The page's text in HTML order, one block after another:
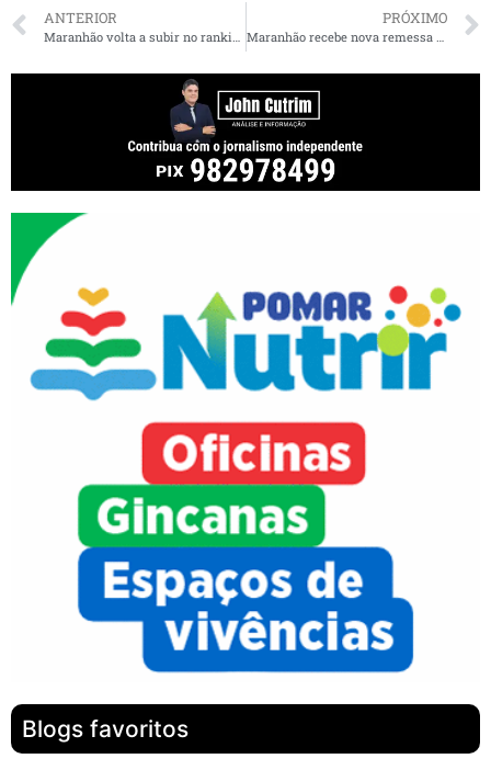
ANTERIOR PRÓXIMO
Blogs favoritos